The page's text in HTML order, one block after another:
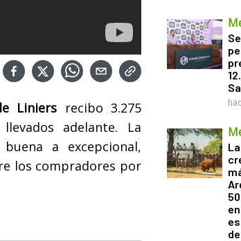
Liniers recibo 3.275
adelante. La
a excepcional,
los compradores por